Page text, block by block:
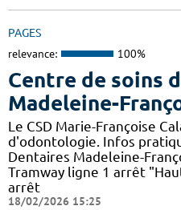
PAGES
relevance: 100%
Centre de soins
Madeleine-
Le CSD Marie-Françoise
d'odontologie. Infos
Dentaires Madeleine-
Tramway ligne 1 arrêt
arrêt
18/02/2026 15:25